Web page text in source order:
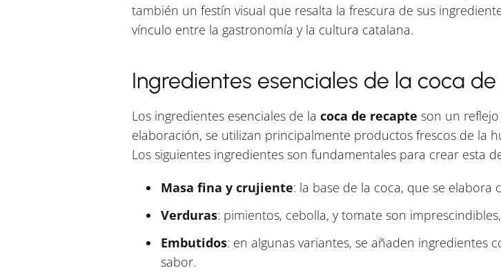
también un festín visual que resalta la frescura de sus
vínculo entre la gastronomía y la cultura catalana.
Ingredientes esenciales de la coca
Los ingredientes esenciales de la coca de recapte son un
elaboración, se utilizan principalmente productos frescos de la
Los siguientes ingredientes son fundamentales para crear esta
Masa fina y crujiente: la base de la coca, que se elabora
Verduras: pimientos, cebolla, y tomate son
Embutidos: en algunas variantes, se añaden ingredientes
sabor.